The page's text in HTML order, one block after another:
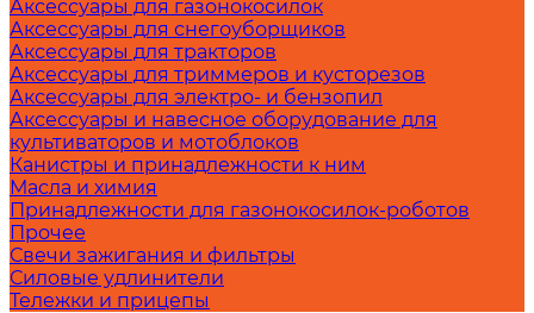
Аксессуары для газонокосилок
Аксессуары для снегоуборщиков
Аксессуары для тракторов
Аксессуары для триммеров и кусторезов
Аксессуары для электро- и бензопил
Аксессуары и навесное оборудование для
культиваторов и мотоблоков
Канистры и принадлежности к ним
Масла и химия
Принадлежности для газонокосилок-роботов
Прочее
Свечи зажигания и фильтры
Силовые удлинители
Тележки и прицепы